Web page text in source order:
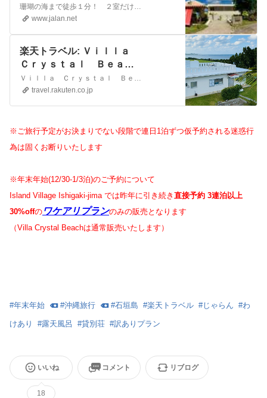
ｉｍａ - 宿泊予約は【じゃ
らんnet】
珊瑚の海まで徒歩１分！ ２室だけの露天風呂付き客室で特別な体験/じゃらんならお得な期間限定プランや直前割引情報が満載。当日／直前のオンライン予約もOK。Ｉｓｌａｎｄ Ｖｉｌｌａｇｅ Ｉｓｈｉｇａｋｉ−ｊｉｍａの宿泊予約は国内最大級の旅行情報サイト＜じゃらん＞
www.jalan.net
楽天トラベル: Ｖｉｌｌａ
Ｃｒｙｓｔａｌ Ｂｅａｃ
ｈ＜石垣島＞ 宿泊予約
Ｖｉｌｌａ Ｃｒｙｓｔａｌ Ｂｅａｃｈ＜石垣島＞の設備・アメニティ情報: 総部屋数1室。館内設備: 露天風呂、禁煙ルーム。部屋設備・備品: テレビ、衛星放送、インターネット接続(無線LAN形式)、湯沸かしポット、冷蔵庫、ドライヤー、アイロン、ＣＤプレイヤ－、加湿器、個別空調、他。Ｖｉｌｌａ Ｃｒｙｓｔａｌ Ｂｅａｃｈ＜石垣島＞の宿泊予約は【楽天トラベル】で。
travel.rakuten.co.jp
※ご旅行予定がお決まりでない段階で連日1泊ずつ仮予約される迷惑行
為は 固くお断りいたします
※年末年始(12/30-1/3泊)のご予約について
Island Village Ishigaki-jima では昨年に引き続き 直接予約 3連泊以上
30%offの ワケアリプランのみの販売となります
（Villa Crystal Beachは通常販売いたします）
#年末年始 #沖縄旅行 #石垣島 #楽天トラベル #じゃらん #わ
けあり #露天風呂 #貸別荘 #訳ありプラン
いいね
18
コメント リブログ